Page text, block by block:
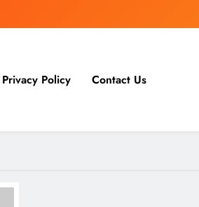
Privacy Policy Contact Us